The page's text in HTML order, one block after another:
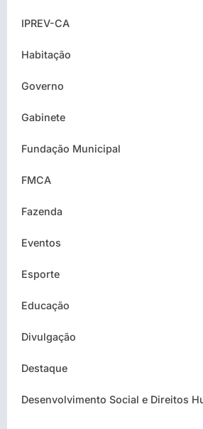
IPREV-CA
Habitação
Governo
Gabinete
Fundação Municipal
FMCA
Fazenda
Eventos
Esporte
Educação
Divulgação
Destaque
Desenvolvimento Social e Direitos